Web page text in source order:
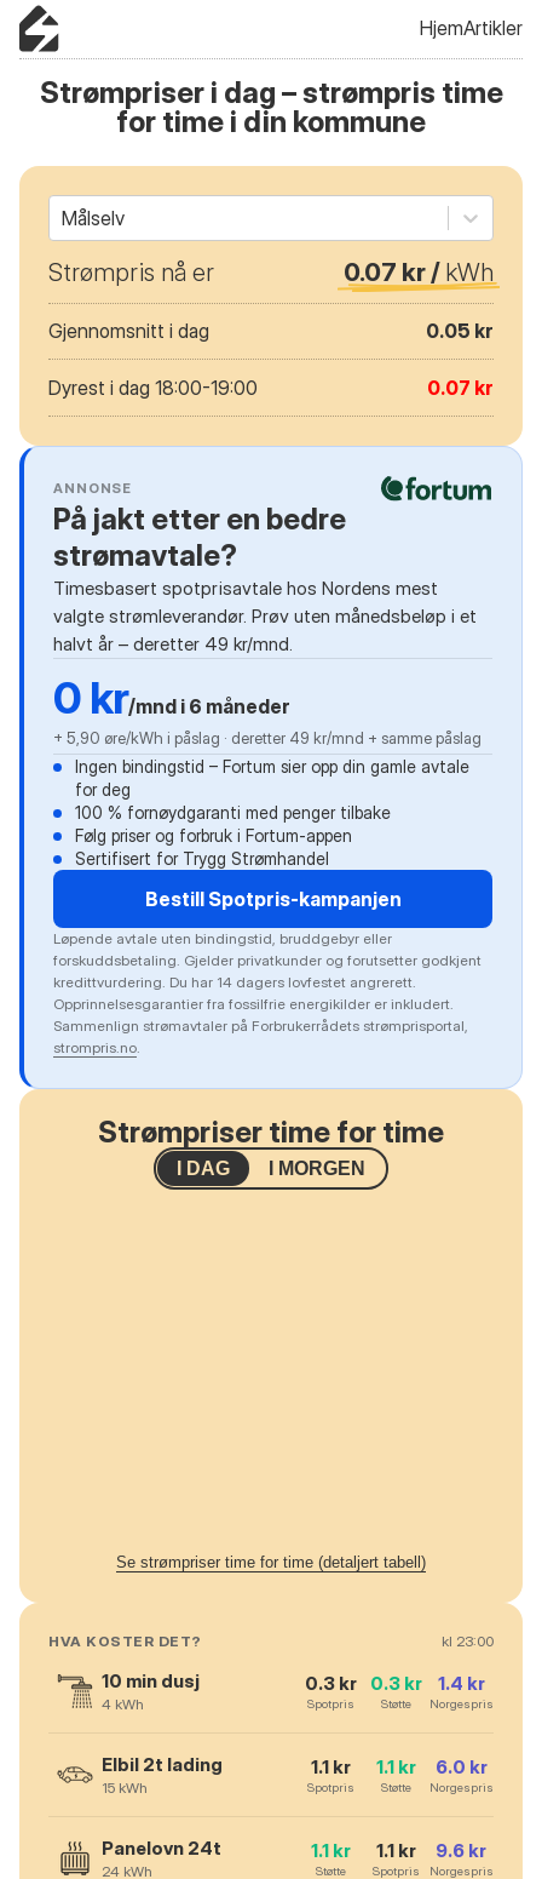
HjemArtikler
Strømpriser i dag – strømpris time
for time i din kommune
Målselv
Strømpris nå er 0.07 kr / kWh
Gjennomsnitt i dag 0.05 kr
Dyrest i dag 18:00-19:00 0.07 kr
ANNONSE
På jakt etter en bedre
strømavtale?
Timesbasert spotprisavtale hos Nordens mest
valgte strømleverandør. Prøv uten månedsbeløp i et
halvt år – deretter 49 kr/mnd.
0 kr/mnd i 6 måneder
+ 5,90 øre/kWh i påslag · deretter 49 kr/mnd + samme påslag
Ingen bindingstid – Fortum sier opp din gamle avtale
for deg
100 % fornøydgaranti med penger tilbake
Følg priser og forbruk i Fortum-appen
Sertifisert for Trygg Strømhandel
Bestill Spotpris-kampanjen
Løpende avtale uten bindingstid, bruddgebyr eller
forskuddsbetaling. Gjelder privatkunder og forutsetter godkjent
kredittvurdering. Du har 14 dagers lovfestet angrerett.
Opprinnelsesgarantier fra fossilfrie energikilder er inkludert.
Sammenlign strømavtaler på Forbrukerrådets strømprisportal,
strompris.no.
Strømpriser time for time
I DAG I MORGEN
Se strømpriser time for time (detaljert tabell)
HVA KOSTER DET? kl 23:00
10 min dusj
4 kWh
0.3kr
Spotpris
0.3kr
Støtte
1.4 kr
Norgespris
Elbil 2t lading
15 kWh
1.1kr
Spotpris
1.1kr
Støtte
6.0 kr
Norgespris
Panelovn 24t
24 kWh
1.1kr
Støtte
1.1kr
Spotpris
9.6 kr
Norgespris